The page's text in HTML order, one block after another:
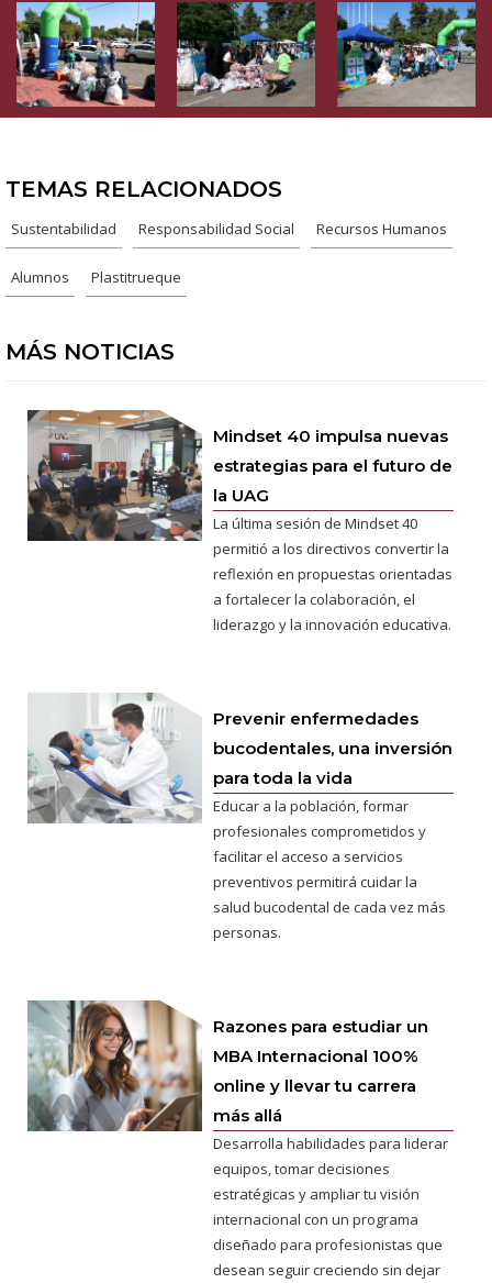
TEMAS RELACIONADOS
Sustentabilidad Responsabilidad Social Recursos Humanos
Alumnos Plastitrueque
MÁS NOTICIAS
Mindset 40 impulsa nuevas
estrategias para el futuro de
la UAG
La última sesión de Mindset 40
permitió a los directivos convertir la
reflexión en propuestas orientadas
a fortalecer la colaboración, el
liderazgo y la innovación educativa.
Prevenir enfermedades
bucodentales, una inversión
para toda la vida
Educar a la población, formar
profesionales comprometidos y
facilitar el acceso a servicios
preventivos permitirá cuidar la
salud bucodental de cada vez más
personas.
Razones para estudiar un
MBA Internacional 100%
online y llevar tu carrera
más allá
Desarrolla habilidades para liderar
equipos, tomar decisiones
estratégicas y ampliar tu visión
internacional con un programa
diseñado para profesionistas que
desean seguir creciendo sin dejar